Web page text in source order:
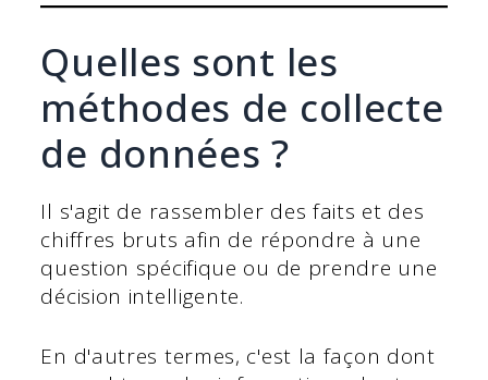
Quelles sont les
méthodes de collecte
de données ?
Il s'agit de rassembler des faits et des
chiffres bruts afin de répondre à une
question spécifique ou de prendre une
décision intelligente.
En d'autres termes, c'est la façon dont